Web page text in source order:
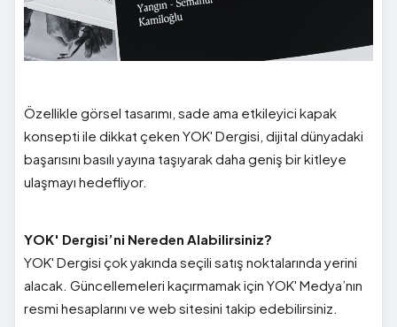
Özellikle görsel tasarımı, sade ama etkileyici kapak
konsepti ile dikkat çeken YOK' Dergisi, dijital dünyadaki
başarısını basılı yayına taşıyarak daha geniş bir kitleye
ulaşmayı hedefliyor.
YOK' Dergisi’ni Nereden Alabilirsiniz?
YOK' Dergisi çok yakında seçili satış noktalarında yerini
alacak. Güncellemeleri kaçırmamak için YOK' Medya’nın
resmi hesaplarını ve web sitesini takip edebilirsiniz.